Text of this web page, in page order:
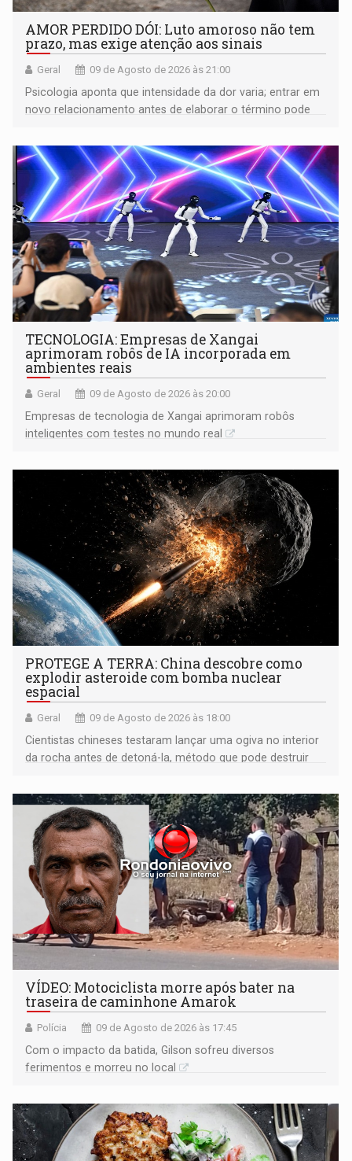
AMOR PERDIDO DÓI: Luto amoroso não tem
prazo, mas exige atenção aos sinais
Geral 09 de Agosto de 2026 às 21:00
Psicologia aponta que intensidade da dor varia; entrar em
novo relacionamento antes de elaborar o término pode
TECNOLOGIA: Empresas de Xangai
aprimoram robôs de IA incorporada em
ambientes reais
Geral 09 de Agosto de 2026 às 20:00
Empresas de tecnologia de Xangai aprimoram robôs
inteligentes com testes no mundo real
PROTEGE A TERRA: China descobre como
explodir asteroide com bomba nuclear
espacial
Geral 09 de Agosto de 2026 às 18:00
Cientistas chineses testaram lançar uma ogiva no interior
da rocha antes de detoná-la, método que pode destruir
VÍDEO: Motociclista morre após bater na
traseira de caminhone Amarok
Polícia 09 de Agosto de 2026 às 17:45
​Com o impacto da batida, Gilson sofreu diversos
ferimentos e morreu no local